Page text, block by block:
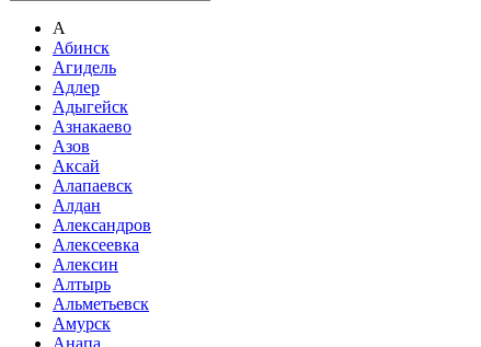
А
Абинск
Агидель
Адлер
Адыгейск
Азнакаево
Азов
Аксай
Алапаевск
Алдан
Александров
Алексеевка
Алексин
Алтырь
Альметьевск
Амурск
Анапа